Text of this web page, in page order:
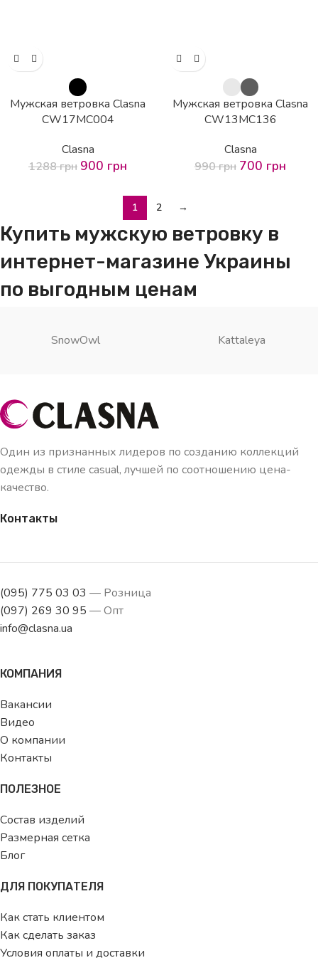
Мужская ветровка Clasna
CW17MC004
Clasna
1288грн 900 грн
Мужская ветровка Clasna
CW13MC136
Clasna
990грн 700 грн
1 2 →
Купить мужскую ветровку в
интернет-магазине Украины
по выгодным ценам
SnowOwl Kattaleya
Один из признанных лидеров по созданию коллекций
одежды в стиле casual, лучшей по соотношению цена-
качество.
Контакты
(095) 775 03 03 — Розница
(097) 269 30 95 — Опт
info@clasna.ua
КОМПАНИЯ
Вакансии
Видео
О компании
Контакты
ПОЛЕЗНОЕ
Состав изделий
Размерная сетка
Блог
ДЛЯ ПОКУПАТЕЛЯ
Как стать клиентом
Как сделать заказ
Условия оплаты и доставки